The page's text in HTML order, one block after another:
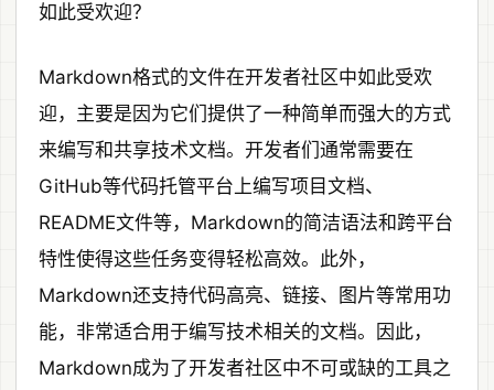
如此受欢迎？
Markdown格式的文件在开发者社区中如此受欢
迎，主要是因为它们提供了一种简单而强大的方式
来编写和共享技术文档。开发者们通常需要在
GitHub等代码托管平台上编写项目文档、
README文件等，Markdown的简洁语法和跨平台
特性使得这些任务变得轻松高效。此外，
Markdown还支持代码高亮、链接、图片等常用功
能，非常适合用于编写技术相关的文档。因此，
Markdown成为了开发者社区中不可或缺的工具之